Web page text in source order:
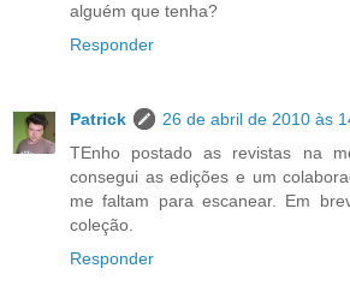
alguém que tenha?
Responder
Patrick
26 de abril de 2010 às
TEnho postado as revistas na
consegui as edições e um
me faltam para escanear. Em
coleção.
Responder